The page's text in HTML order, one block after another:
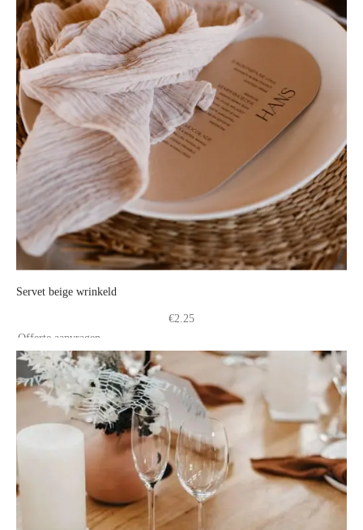
Servet beige wrinkeld
€2.25
Offerte aanvragen